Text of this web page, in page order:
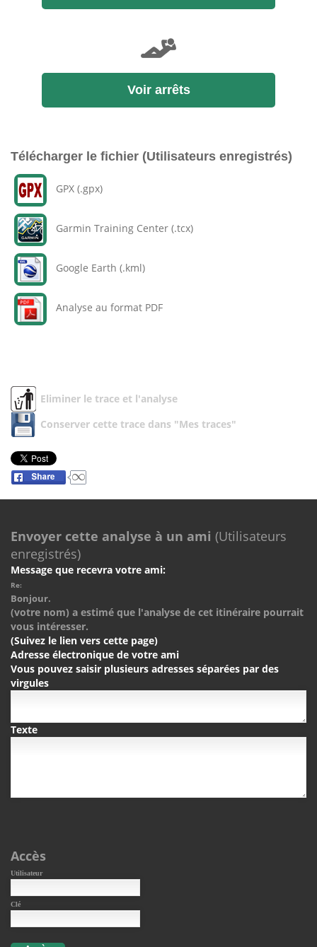
Voir arrêts
Télécharger le fichier (Utilisateurs enregistrés)
GPX (.gpx)
Garmin Training Center (.tcx)
Google Earth (.kml)
Analyse au format PDF
Eliminer le trace et l'analyse
Conserver cette trace dans "Mes traces"
Envoyer cette analyse à un ami (Utilisateurs
enregistrés)
Message que recevra votre ami:
Re:
Bonjour.
(votre nom) a estimé que l'analyse de cet itinéraire pourrait
vous intéresser.
(Suivez le lien vers cette page)
Adresse électronique de votre ami
Vous pouvez saisir plusieurs adresses séparées par des
virgules
Texte
Accès
Utilisateur
Clé